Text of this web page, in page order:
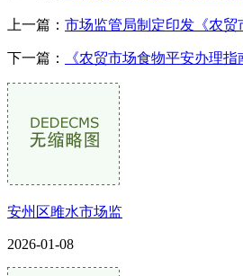
上一篇： 市场监管局制定印发《农贸
下一篇： 《农贸市场食物平安办理
安州区雎水市场监
2026-01-08